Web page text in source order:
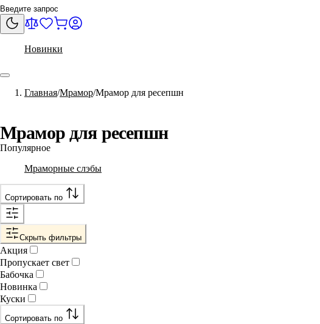
Новинки
Главная Мрамор Мрамор для ресепшн
Мрамор для ресепшн
Популярное
Мраморные слэбы
Сортировать по
Скрыть фильтры
Акция
Пропускает свет
Бабочка
Новинка
Куски
Сортировать по